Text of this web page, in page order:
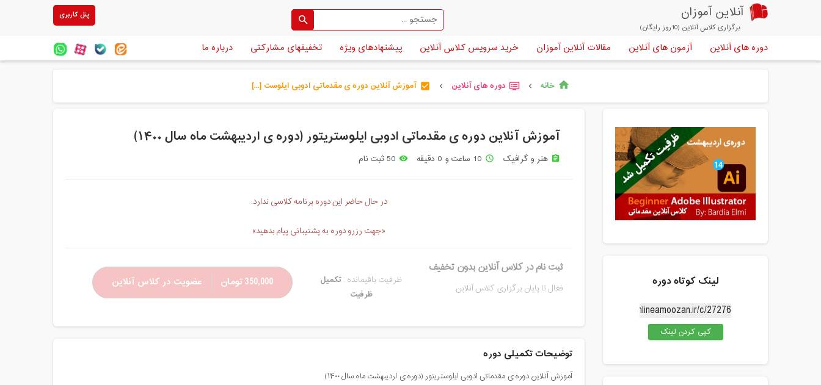
آنلاین آموزان
برگزاری کلاس آنلاین (10روز رایگان)
پنل کاربری
دوره های آنلاین آزمون های آنلاین مقالات آنلاین آموزان خرید سرویس کلاس آنلاین پیشنهادهای ویژه تخفیفهای مشارکتی درباره ما
home خانه chevron_left
dvr دوره های آنلاین chevron_left
check_box آموزش آنلاین دوره ی مقدماتی ادوبی ایلوست [...]
آموزش آنلاین دوره ی مقدماتی ادوبی ایلوستریتور (دوره ی اردیبهشت ماه سال ۱۴۰۰)
assignment هنر و گرافیک access_time 10 ساعت و 0 دقیقه remove_red_eye 50 ثبت نام
در حال حاضر این دوره برنامه کلاسی ندارد.
«جهت رزرو دوره به پشتیبانی پیام بدهید»
ثبت نام در کلاس آنلاین بدون تخفیف
فعال تا پایان برگزاری کلاس آنلاین
ظرفیت باقیمانده :تکمیل
ظرفیت
350,000 تومان عضویت در کلاس آنلاین
توضیحات تکمیلی دوره
آموزش آنلاین دوره ی مقدماتی ادوبی ایلوستریتور (دوره ی اردیبهشت ماه سال ۱۴۰۰)
لینک کوتاه دوره
کپی کردن لینک